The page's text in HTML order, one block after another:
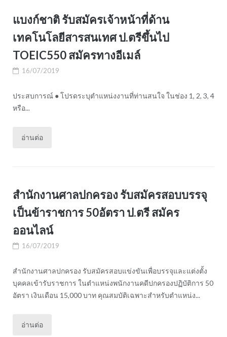
แบงก์ชาติ รับสมัครเจ้าหน้าที่ด้าน
เทคโนโลยีสารสนเทศ ป.ตรีขึ้นไป
TOEIC550 สมัครทางอีเมล์
16/07/2019
ประสบการณ์ ● โปรดระบุตำแหน่งงานที่ท่านสนใจ ในช่อง 1, 2, 3, 4
หรือ...
อ่านต่อ
สำนักงานศาลปกครอง รับสมัครสอบบรรจุ
เป็นข้าราชการ 50อัตรา ป.ตรี สมัคร
ออนไลน์
16/07/2019
สำนักงานศาลปกครอง รับสมัครสอบแข่งขันเพื่อบรรจุและแต่งตั้ง
บุคคลเข้ารับราชการ ในตำแหน่งพนักงานคดีปกครองปฏิบัติการ 50
อัตรา เงินเดือน 15,000 บาท คุณสมบัติเฉพาะสำหรับตำแหน่ง...
อ่านต่อ